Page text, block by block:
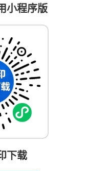
小程序版
下载